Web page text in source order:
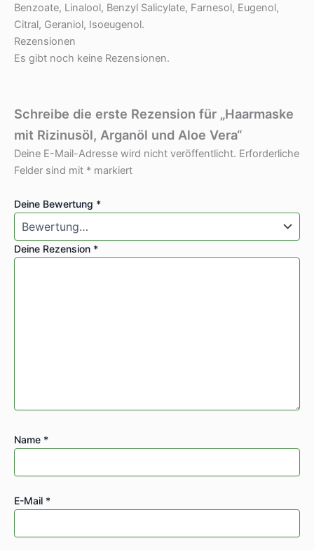
Benzoate, Linalool, Benzyl Salicylate, Farnesol, Eugenol,
Citral, Geraniol, Isoeugenol.
Rezensionen
Es gibt noch keine Rezensionen.
Schreibe die erste Rezension für „Haarmaske
mit Rizinusöl, Arganöl und Aloe Vera“
Deine E-Mail-Adresse wird nicht veröffentlicht. Erforderliche
Felder sind mit * markiert
Deine Bewertung *
Deine Rezension *
Name *
E-Mail *